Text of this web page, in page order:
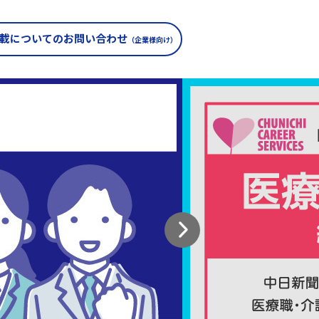
についてのお問い合わせ （企業様向け）